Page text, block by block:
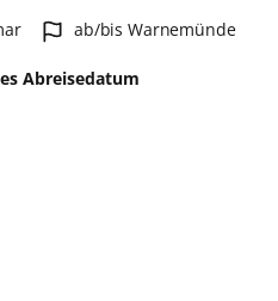
Hafen:
ab/bis Warnemünde
Abreisedatum